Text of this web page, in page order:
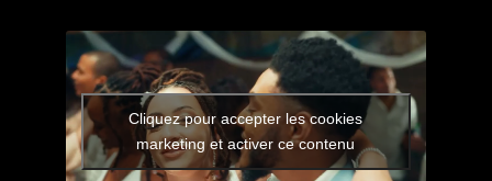
Cliquez pour accepter les cookies
marketing et activer ce contenu